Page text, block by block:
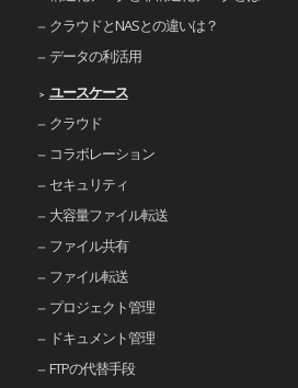
クラウドとNASとの違いは？
データの利活用
ユースケース
クラウド
コラボレーション
セキュリティ
大容量ファイル転送
ファイル共有
ファイル転送
プロジェクト管理
ドキュメント管理
FTPの代替手段